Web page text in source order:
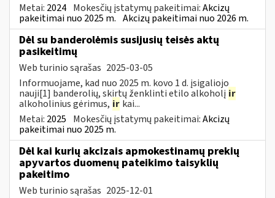
Metai: 2024 Mokesčių įstatymų pakeitimai:Akcizų
pakeitimai nuo 2025 m. Akcizų pakeitimai nuo 2026 m.
Dėl su banderolėmis susijusių teisės aktų
pasikeitimų
Web turinio sąrašas 2025-03-05
Informuojame, kad nuo 2025 m. kovo 1 d. įsigaliojo
nauji[1] banderolių, skirtų ženklinti etilo alkoholį ir
alkoholinius gėrimus, ir kai...
Metai: 2025 Mokesčių įstatymų pakeitimai:Akcizų
pakeitimai nuo 2025 m.
Dėl kai kurių akcizais apmokestinamų prekių
apyvartos duomenų pateikimo taisyklių
pakeitimo
Web turinio sąrašas 2025-12-01